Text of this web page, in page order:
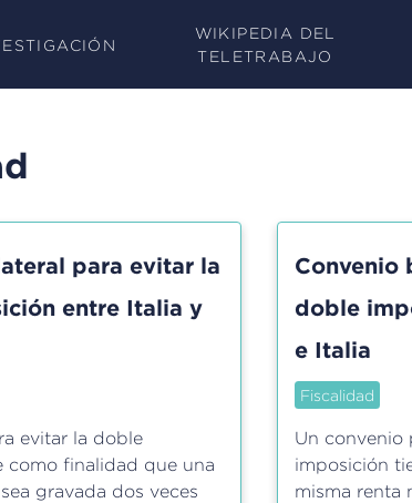
WIKIPEDIA DEL
TELETRABAJO
para evitar la
entre Italia y
evitar la doble
como finalidad que una
gravada dos veces
Convenio
doble
e Italia
Fiscalidad
Un convenio
imposición
misma renta